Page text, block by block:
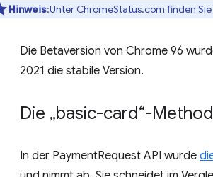
Hinweis:Unter ChromeStatus.com finden
Die Betaversion von Chrome 96
2021 die stabile Version.
Die „basic-card“-
In der PaymentRequest API wurde